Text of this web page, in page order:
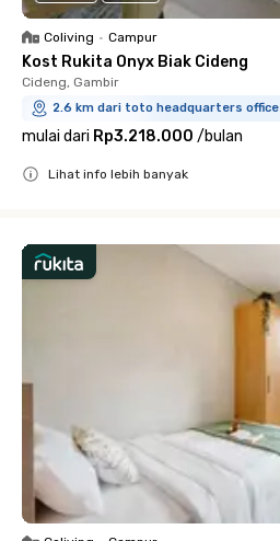
Coliving • Campur
Kost Rukita Onyx Biak Cideng
Cideng, Gambir
2.6 km dari toto headquarters office
mulai dari Rp3.218.000 /bulan
Lihat info lebih banyak